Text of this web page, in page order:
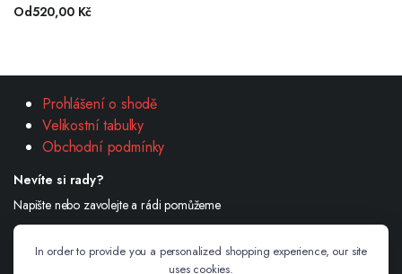
Od520,00 Kč
Prohlášení o shodě
Velikostní tabulky
Obchodní podmínky
Nevíte si rady?
Napište nebo zavolejte a rádi pomůžeme
732 601 774
In order to provide you a personalized shopping experience, our site
uses cookies.